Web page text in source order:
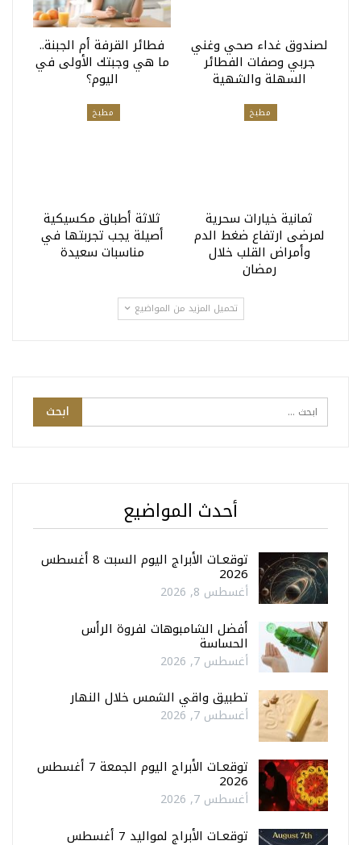
لصندوق غداء صحي وغني
جربي وصفات الفطائر
السهلة والشهية
فطائر القرفة أم الجبنة..
ما هي وجبتك الأولى في
اليوم؟
مطبخ
ثمانية خيارات سحرية
لمرضى ارتفاع ضغط الدم
وأمراض القلب خلال
رمضان
مطبخ
ثلاثة أطباق مكسيكية
أصيلة يجب تجربتها في
مناسبات سعيدة
تحميل المزيد من المواضيع
أحدث المواضيع
توقعـات الأبراج اليوم السبت 8 أغسطس
2026
أغسطس 8, 2026
أفضل الشامبوهات لفروة الرأس
الحساسة
أغسطس 7, 2026
تطبيق واقي الشمس خلال النهار
أغسطس 7, 2026
توقعـات الأبراج اليوم الجمعة 7 أغسطس
2026
أغسطس 7, 2026
توقعـات الأبراج لمواليد 7 أغسطس